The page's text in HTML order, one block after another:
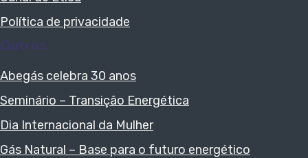
Política de privacidade
Outros
Abegás celebra 30 anos
Seminário – Transição Energética
Dia Internacional da Mulher
Gás Natural – Base para o futuro energético